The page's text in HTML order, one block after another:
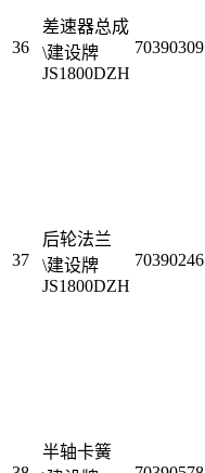
36
差速器总成
\建设牌
JS1800DZH
70390309
37
后轮法兰
\建设牌
JS1800DZH
70390246
半轴卡簧